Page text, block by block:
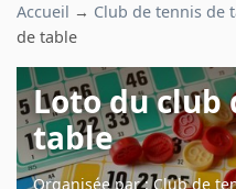
Accueil → Club de tennis de
de table
Loto du club
table
Organisée par :Club de